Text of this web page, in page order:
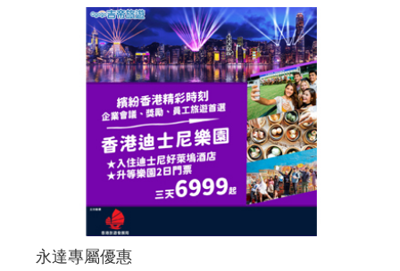
永達專屬優惠